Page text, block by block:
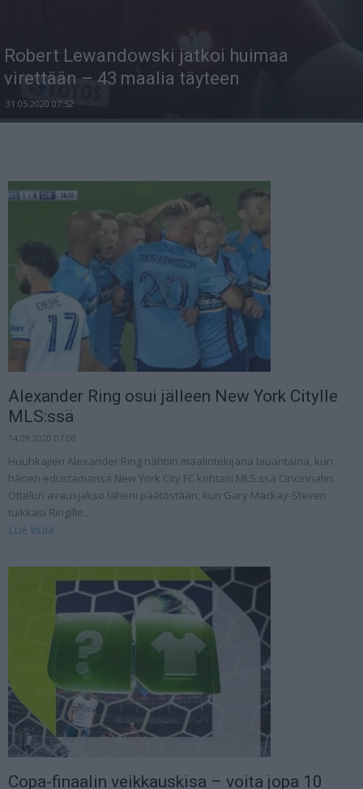
Robert Lewandowski jatkoi huimaa
virettään – 43 maalia täyteen
31.05.2020 07:52
Alexander Ring osui jälleen New York Citylle
MLS:ssä
14.09.2020 07:00
Huuhkajien Alexander Ring nähtiin maalintekijänä lauantaina, kun
hänen edustamansa New York City FC kohtasi MLS:ssä Cincinnatin.
Ottelun avausjakso läheni päätöstään, kun Gary Mackay-Steven
tuikkasi Ringille...
Lue lisää
Copa-finaalin veikkauskisa – voita jopa 10